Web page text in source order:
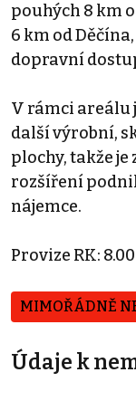
pouhých 8 km
6 km od
dopravní
V rámci areálu
další výrobní,
plochy, takže
rozšíření
nájemce.
Provize RK:
MIMOŘÁDNĚ
Údaje k